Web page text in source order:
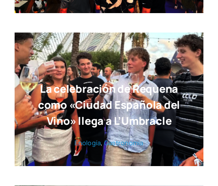
La celebración de Requena
como «Ciudad Española del
Vino» llega a L’Umbracle
Eno­lo­gía,Gas­tro­no­mía